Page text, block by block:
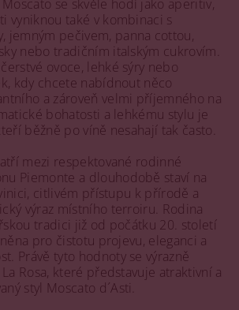
Moscato se skvěle hodí jako aperitiv,
vyniknou také v kombinaci s
jemným pečivem, panna cottou,
nebo tradičním italským cukrovím.
ovoce, lehké sýry nebo
kdy chcete nabídnout něco
a zároveň velmi příjemného na
bohatosti a lehkému stylu je
běžně po víně nesahají tak často.
mezi respektované rodinné
Piemonte a dlouhodobě staví na
citlivém přístupu k přírodě a
výraz místního terroiru. Rodina
tradici již od počátku 20. století
pro čistotu projevu, eleganci a
Právě tyto hodnoty se výrazně
Rosa, které představuje atraktivní a
styl Moscato d´Asti.